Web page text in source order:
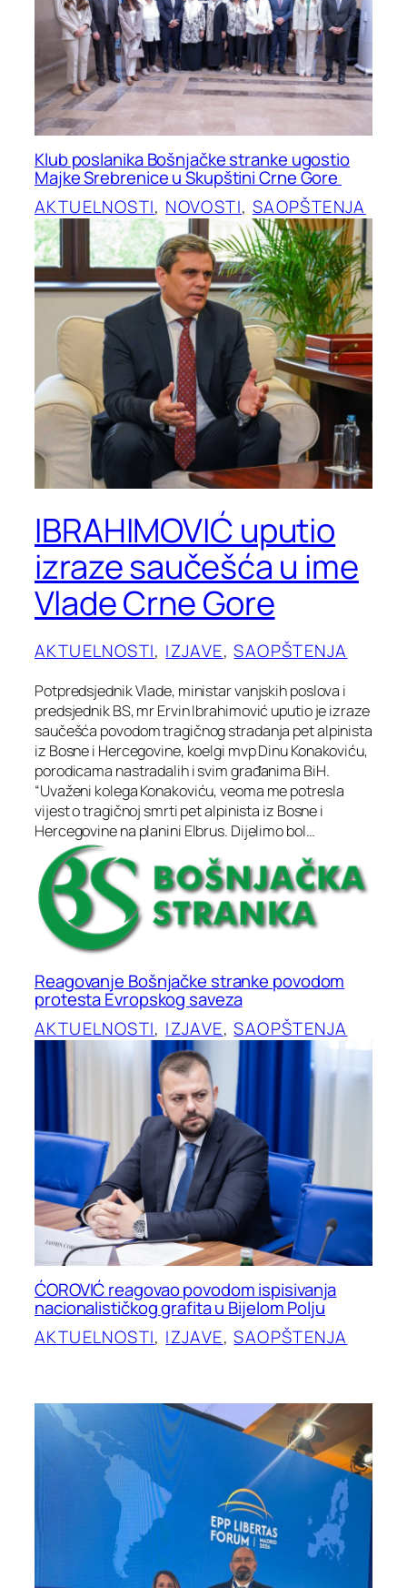
Klub poslanika Bošnjačke stranke ugostio
Majke Srebrenice u Skupštini Crne Gore
AKTUELNOSTI, NOVOSTI, SAOPŠTENJA
IBRAHIMOVIĆ uputio
izraze saučešća u ime
Vlade Crne Gore
AKTUELNOSTI, IZJAVE, SAOPŠTENJA
Potpredsjednik Vlade, ministar vanjskih poslova i
predsjednik BS, mr Ervin Ibrahimović uputio je izraze
saučešća povodom tragičnog stradanja pet alpinista
iz Bosne i Hercegovine, koelgi mvp Dinu Konakoviću,
porodicama nastradalih i svim građanima BiH.
“Uvaženi kolega Konakoviću, veoma me potresla
vijest o tragičnoj smrti pet alpinista iz Bosne i
Hercegovine na planini Elbrus. Dijelimo bol…
Reagovanje Bošnjačke stranke povodom
protesta Evropskog saveza
AKTUELNOSTI, IZJAVE, SAOPŠTENJA
ĆOROVIĆ reagovao povodom ispisivanja
nacionalističkog grafita u Bijelom Polju
AKTUELNOSTI, IZJAVE, SAOPŠTENJA